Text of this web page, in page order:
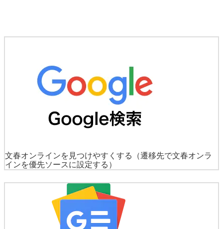
文春オンラインを見つけやすくする
（遷移先で文春オンラ
インを優先ソースに設定する）